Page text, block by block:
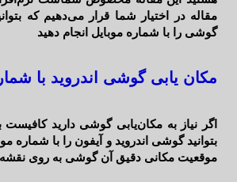
مقاله در اختیار شما قرار می‌دهیم که
گوشی را با شماره موبایل انجام دهید
مکان یابی گوشی اندروید با
اگر نیاز به مکان‌یابی گوشی دارید کافیست
بتوانید گوشی اندروید و آیفون را با شماره
موقعیت مکانی دقیق آن گوشی به روی